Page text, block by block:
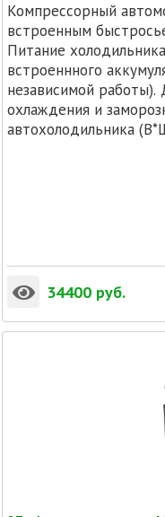
Компрессорный
встроенным
Питание
встроеннного
независимой работы).
охлаждения и заморозки от 5 до -20.
автохолодильника
34400 руб.